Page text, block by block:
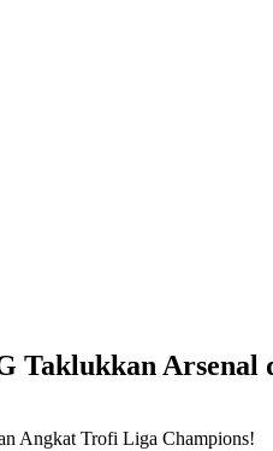
Taklukkan